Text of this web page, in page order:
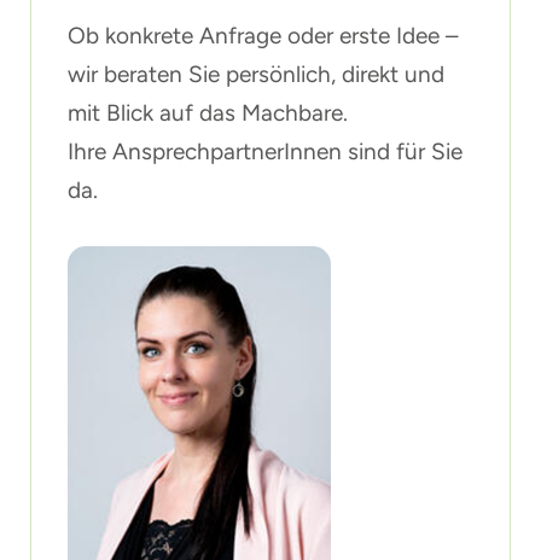
Ob konkrete Anfrage oder erste Idee –
wir beraten Sie persönlich, direkt und
mit Blick auf das Machbare.
Ihre AnsprechpartnerInnen sind für Sie
da.